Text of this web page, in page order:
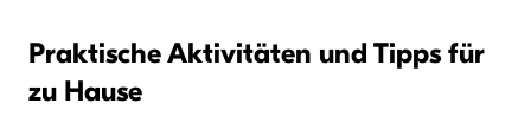
Praktische Aktivitäten und Tipps für
zu Hause